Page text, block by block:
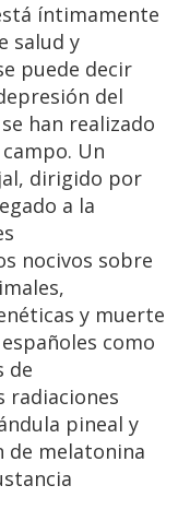
íntimamente
salud y
puede decir
del
han realizado
Un
dirigido por
a la
nocivos sobre
y muerte
como
de
radiaciones
pineal y
de melatonina